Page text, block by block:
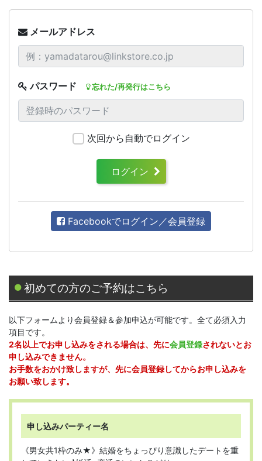
メールアドレス
パスワード 忘れた/再発行はこちら
次回から自動でログイン
ログイン
Facebookでログイン／会員登録
初めての方のご予約はこちら
以下フォームより会員登録＆参加申込が可能です。全て必須入力
項目です。
2名以上でお申し込みをされる場合は、先に会員登録されないとお
申し込みできません。
お手数をおかけ致しますが、先に会員登録してからお申し込みを
お願い致します。
申し込みパーティー名
《男女共1枠のみ★》結婚をちょっぴり意識したデートを重